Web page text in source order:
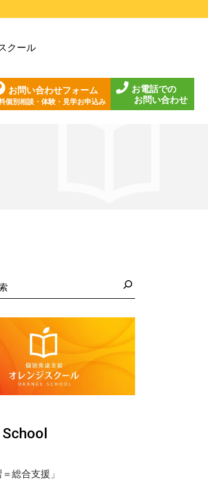
クール
室
教室
お問い合わせフォーム
個別相談・体験・見学お申込み
お電話での
お問い合わせ
総合支援」